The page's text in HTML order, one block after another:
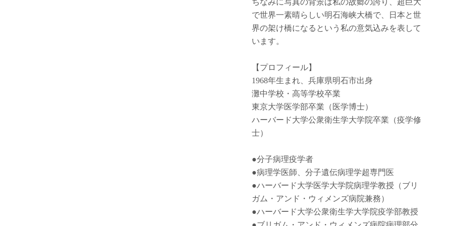
ちなみに写真の背景は私の故郷の誇り、超巨大
で世界一素晴らしい明石海峡大橋で、日本と世
界の架け橋になるという私の意気込みを表して
います。
【プロフィール】
1968年生まれ、兵庫県明石市出身
灘中学校・高等学校卒業
東京大学医学部卒業（医学博士）
ハーバード大学公衆衛生学大学院卒業（疫学修
士）
●分子病理疫学者
●病理学医師、分子遺伝病理学超専門医
●ハーバード大学医学大学院病理学教授（ブリ
ガム・アンド・ウィメンズ病院兼務）
●ハーバード大学公衆衛生学大学院疫学部教授